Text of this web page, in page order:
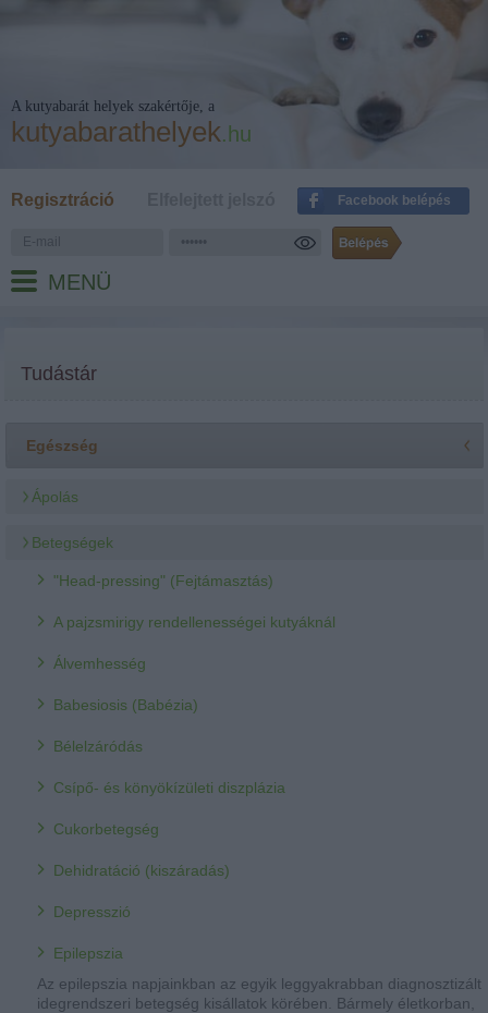
A kutyabarát helyek szakértője, a
kutyabarathelyek.hu
Regisztráció Facebook belépés
MENÜ
Tudástár
Egészség
Ápolás
Betegségek
"Head-pressing" (Fejtámasztás)
A pajzsmirigy rendellenességei kutyáknál
Álvemhesség
Babesiosis (Babézia)
Bélelzáródás
Csípő- és könyökízületi diszplázia
Cukorbetegség
Dehidratáció (kiszáradás)
Depresszió
Epilepszia
Az epilepszia napjainkban az egyik leggyakrabban diagnosztizált
idegrendszeri betegség kisállatok körében. Bármely életkorban,